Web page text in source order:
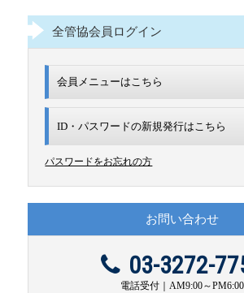
全管協会員ログイン
会員メニューはこちら
ID・パスワードの新規発行はこちら
パスワードをお忘れの方
お問い合わせ
03-3272-
電話受付｜AM9:00～PM6:00